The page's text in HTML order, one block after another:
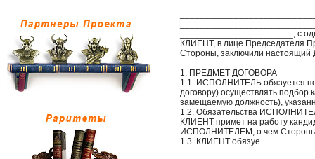
_______________________, с
КЛИЕНТ, в лице Председателя
Стороны, заключили настоящий
1. ПРЕДМЕТ ДОГОВОРА
1.1. ИСПОЛНИТЕЛЬ обязуется
договору) осуществлять
замещаемую должность),
1.2. Обязательства
КЛИЕНТ примет на работу
ИСПОЛНИТЕЛЕМ, о чем Стороны
1.3. КЛИЕНТ обязуе